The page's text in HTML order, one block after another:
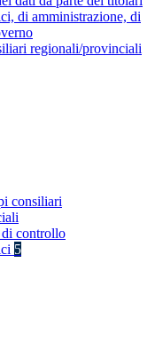
di amministrazione, di
regionali/provinciali
consiliari
controllo
5